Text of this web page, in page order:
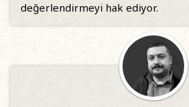
değerlendirmeyi hak ediyor.